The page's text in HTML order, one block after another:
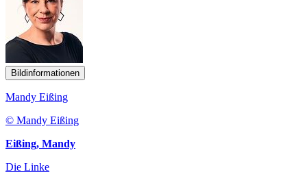
Bildinformationen
Mandy Eißing
© Mandy Eißing
Eißing, Mandy
Die Linke